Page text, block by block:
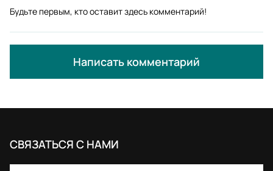
Будьте первым, кто оставит здесь комментарий!
Написать комментарий
СВЯЗАТЬСЯ С НАМИ